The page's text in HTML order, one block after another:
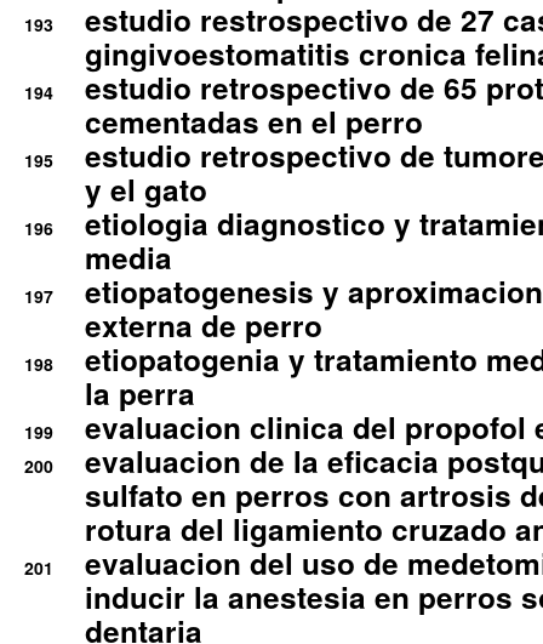
193
estudio restrospectivo de 27
gingivoestomatitis cronica
194
estudio retrospectivo de 65
cementadas en el perro
195
estudio retrospectivo de
y el gato
196
etiologia diagnostico y
media
197
etiopatogenesis y
externa de perro
198
etiopatogenia y tratamiento
la perra
199 evaluacion clinica del propofol
200
evaluacion de la eficacia
sulfato en perros con artrosis
rotura del ligamiento cruzado
201
evaluacion del uso de
inducir la anestesia en perros
dentaria